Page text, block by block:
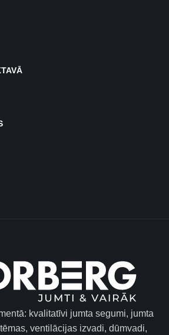
kvalitatīvi jumta segumi, jumta
ventilācijas izvadi, dūmvadi,